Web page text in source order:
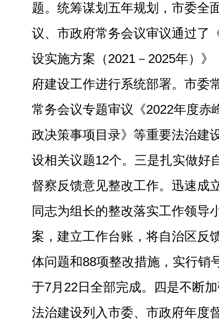
题。 统筹谋划五年规划，市委全
议、市政府常务会议审议通过了
设实施方案（2021－2025年）
府建设工作进行系统部署。市委
常务会议专题审议 《2022年度
政决策事项目录》等重要法治建
设相关议题12个。 三是扎实做好
督察反馈意见整改工作。 迅速成
同志为组长的整改落实工作领导
案，建立工作台账，将自治区反
体问题和88项整改措施，实行销
于7月22日全部完成。
四是不断
法治建设列入市委、市政府年度